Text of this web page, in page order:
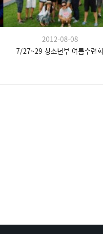
2012-08-08
7/27~29 청소년부 여름수련회